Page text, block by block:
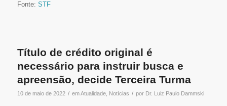
Fonte: STF
Título de crédito original é
necessário para instruir busca e
apreensão, decide Terceira Turma
10 de maio de 2022 / emAtualidade, Notícias / por Dr. Luiz Paulo Dammski